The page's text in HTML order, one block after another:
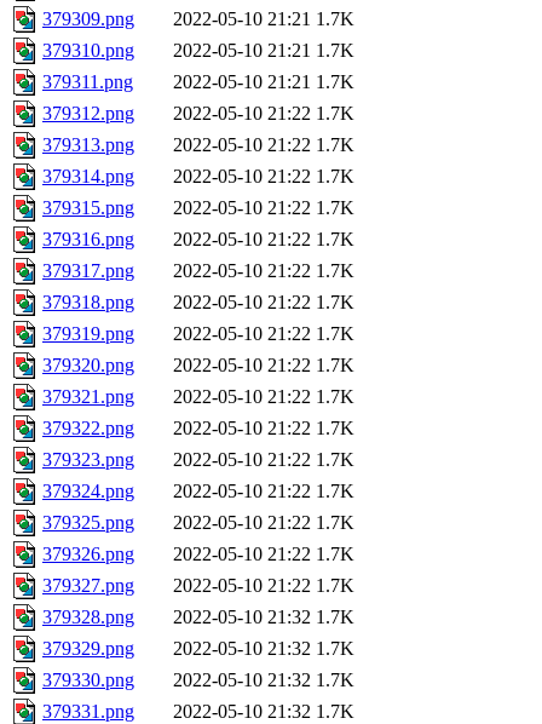
379309.png
2022-05-10 21:21 1.7K
379310.png
2022-05-10 21:21 1.7K
379311.png
2022-05-10 21:21 1.7K
379312.png
2022-05-10 21:22 1.7K
379313.png
2022-05-10 21:22 1.7K
379314.png
2022-05-10 21:22 1.7K
379315.png
2022-05-10 21:22 1.7K
379316.png
2022-05-10 21:22 1.7K
379317.png
2022-05-10 21:22 1.7K
379318.png
2022-05-10 21:22 1.7K
379319.png
2022-05-10 21:22 1.7K
379320.png
2022-05-10 21:22 1.7K
379321.png
2022-05-10 21:22 1.7K
379322.png
2022-05-10 21:22 1.7K
379323.png
2022-05-10 21:22 1.7K
379324.png
2022-05-10 21:22 1.7K
379325.png
2022-05-10 21:22 1.7K
379326.png
2022-05-10 21:22 1.7K
379327.png
2022-05-10 21:22 1.7K
379328.png
2022-05-10 21:32 1.7K
379329.png
2022-05-10 21:32 1.7K
379330.png
2022-05-10 21:32 1.7K
379331.png
2022-05-10 21:32 1.7K